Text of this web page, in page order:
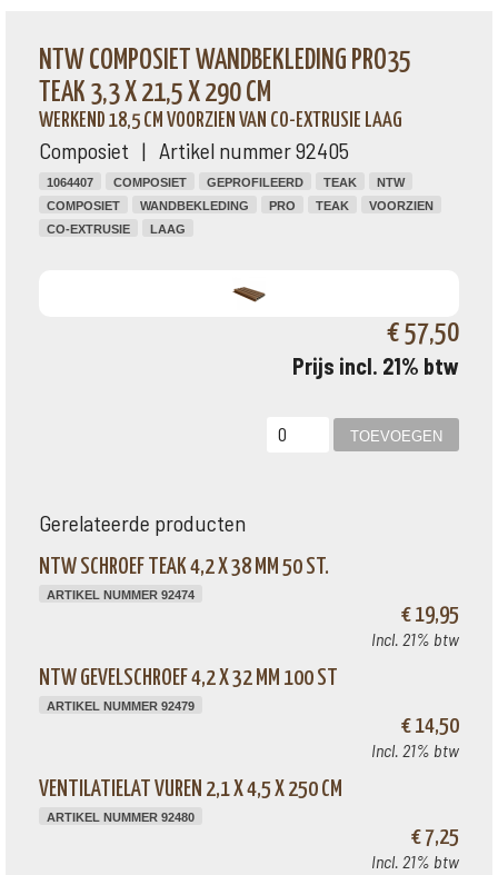
NTW COMPOSIET WANDBEKLEDING PRO35
TEAK 3,3 X 21,5 X 290 CM
WERKEND 18,5 CM VOORZIEN VAN CO-EXTRUSIE LAAG
Composiet | Artikel nummer 92405
1064407 COMPOSIET GEPROFILEERD TEAK
NTW
COMPOSIET
WANDBEKLEDING PRO TEAK
VOORZIEN
CO-EXTRUSIE
LAAG
€ 57,50
Prijs incl. 21% btw
Gerelateerde producten
NTW SCHROEF TEAK 4,2 X 38 MM 50 ST.
ARTIKEL NUMMER 92474
€ 19,95
Incl. 21% btw
NTW GEVELSCHROEF 4,2 X 32 MM 100 ST
ARTIKEL NUMMER 92479
€ 14,50
Incl. 21% btw
VENTILATIELAT VUREN 2,1 X 4,5 X 250 CM
ARTIKEL NUMMER 92480
€ 7,25
Incl. 21% btw